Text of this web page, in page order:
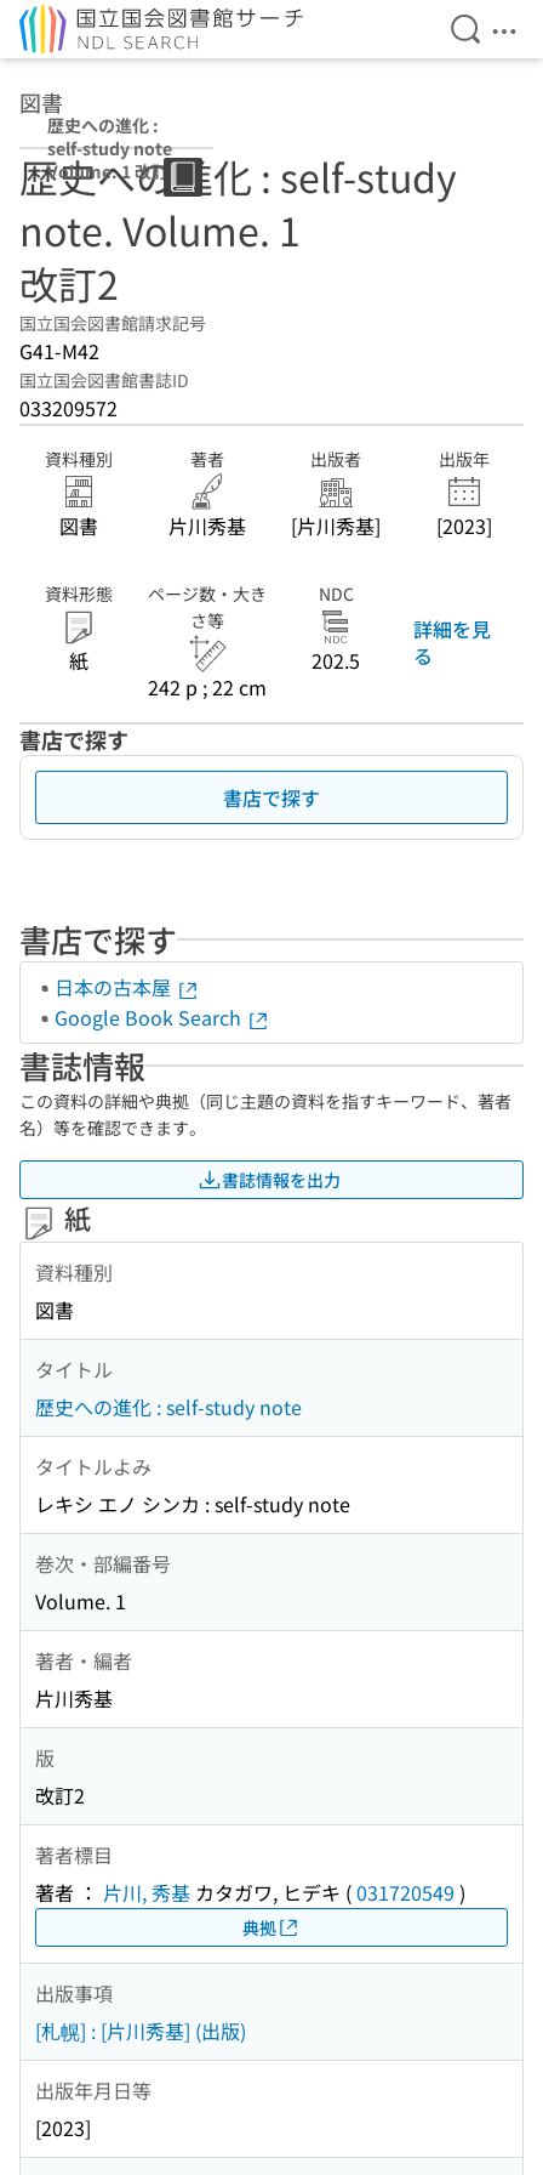
検索を
メ
図書
歴史への進化 :
self-study note
Volume. 1 改訂2
歴史への進化 : self-study
note. Volume. 1
改訂2
国立国会図書館請求記号
G41-M42
国立国会図書館書誌ID
033209572
資料種別
図書
著者
片川秀基
出版者
[片川秀基]
出版年
[2023]
資料形態
紙
ページ数・大き
さ等
242 p ; 22 cm
NDC
202.5
詳細を見
る
書店で探す
書店で探す
書店で探す
日本の古本屋
Google Book Search
書誌情報
この資料の詳細や典拠（同じ主題の資料を指すキーワード、著者
名）等を確認できます。
書誌情報を出力
紙
資料種別
図書
タイトル
歴史への進化 : self-study note
タイトルよみ
レキシ エノ シンカ : self-study note
巻次・部編番号
Volume. 1
著者・編者
片川秀基
版
改訂2
著者標目
著者 ： 片川, 秀基 カタガワ, ヒデキ (031720549 )
典拠
出版事項
[札幌] : [片川秀基] (出版)
出版年月日等
[2023]